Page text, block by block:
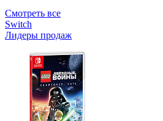
Смотреть все
Switch
Лидеры продаж